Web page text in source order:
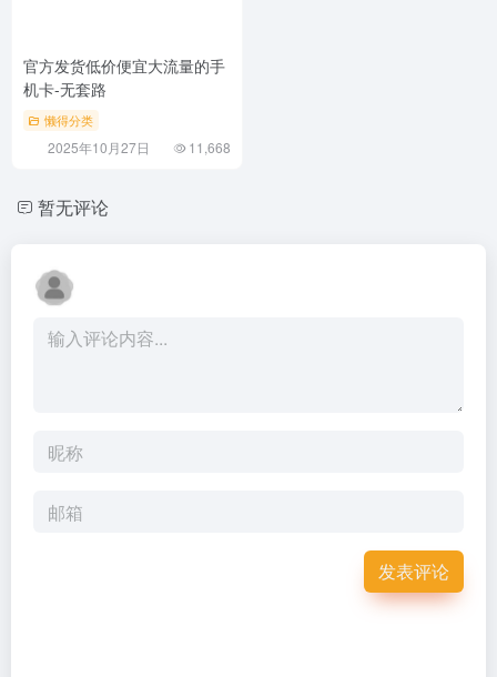
官方发货低价便宜大流量的手
机卡-无套路
懒得分类
2025年10月27日 11,668
暂无评论
发表评论